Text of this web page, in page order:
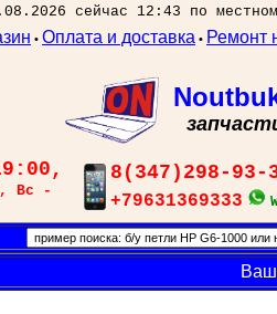
сейчас 12:43 по
• Оплата и доставка • Ремонт
Вс -
8(347)298-93-
+79631369333